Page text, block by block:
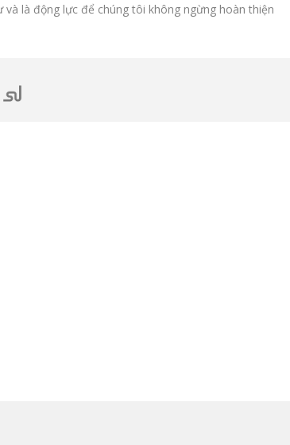
là động lực để chúng tôi không ngừng hoàn thiện